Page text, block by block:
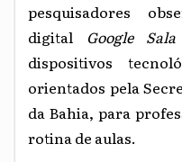
pesquisadores
digital Google
dispositivos
orientados pela
da Bahia, para
rotina de aulas.